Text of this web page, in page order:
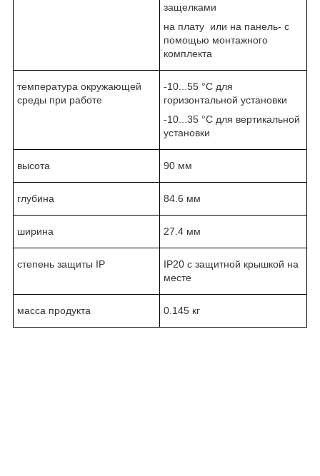
защелками
на плату или на панель- с
помощью монтажного
комплекта
температура окружающей
среды при работе
-10...55 °C для
горизонтальной установки
-10...35 °C для вертикальной
установки
высота 90 мм
глубина 84.6 мм
ширина 27.4 мм
степень защиты IP
IP20 с защитной крышкой на
месте
масса продукта 0.145 кг